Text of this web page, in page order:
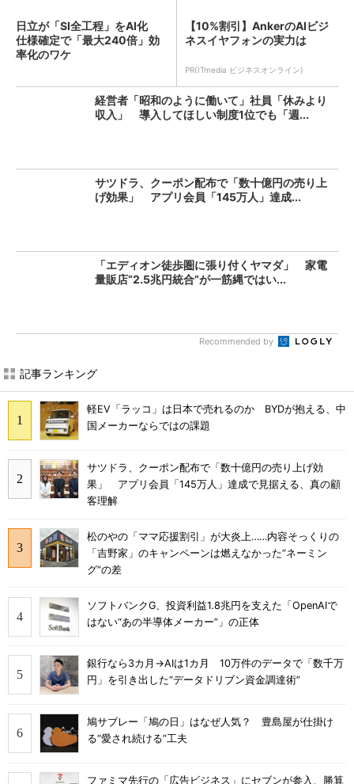
日立が「SI全工程」をAI化
仕様確定で「最大240倍」効
率化のワケ
【10%割引】AnkerのAIビジ
ネスイヤフォンの実力は
PR(ITmedia ビジネスオンライン)
経営者「昭和のように働いて」社員「休みより
収入」 導入してほしい制度1位でも「週...
サツドラ、クーポン配布で「数十億円の売り上
げ効果」 アプリ会員「145万人」達成...
「エディオン徒歩圏に張り付くヤマダ」 家電
量販店“2.5兆円統合”が一筋縄ではい...
Recommended by
記事ランキング
軽EV「ラッコ」は日本で売れるのか BYDが抱える、中
国メーカーならではの課題
サツドラ、クーポン配布で「数十億円の売り上げ効
果」 アプリ会員「145万人」達成で見据える、真の顧
客理解
松のやの「ママ応援割引」が大炎上……内容そっくりの
「吉野家」のキャンペーンは燃えなかった“ネーミン
グ”の差
ソフトバンクG、投資利益1.8兆円を支えた「OpenAIで
はない“あの半導体メーカー”」の正体
銀行なら3カ月→AIは1カ月 10万件のデータで「数千万
円」を引き出した“データドリブン資金調達術”
鳩サブレー「鳩の日」はなぜ人気？ 豊島屋が仕掛け
る“愛され続ける”工夫
ファミマ先行の「広告ビジネス」にセブンが参入、勝算